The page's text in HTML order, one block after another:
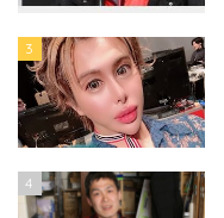
3
4